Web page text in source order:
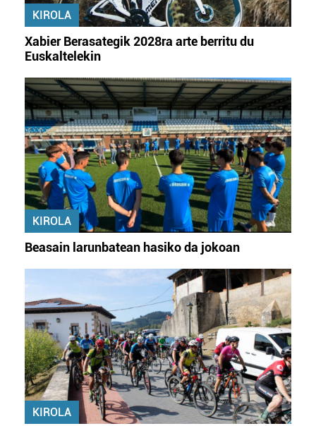
irakurri
KIROLA
Xabier Berasategik 2028ra arte berritu du
Euskaltelekin
KIROLA
Beasain larunbatean hasiko da jokoan
KIROLA